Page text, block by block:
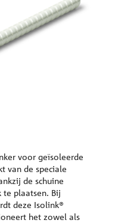
voor geïsoleerde
van de speciale
de schuine
te plaatsen. Bij
deze Isolink®
het zowel als